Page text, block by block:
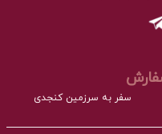
سفر به سرزمین کنجدی